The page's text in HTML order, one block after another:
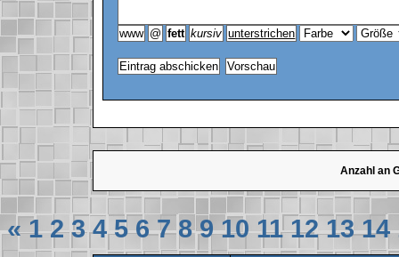
Anzahl an
« 1 2 3 4 5 6 7 8 9 10 11 12 13 14